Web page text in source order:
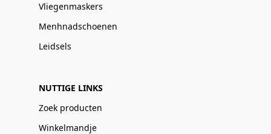
Vliegenmaskers
Menhnadschoenen
Leidsels
NUTTIGE LINKS
Zoek producten
Winkelmandje